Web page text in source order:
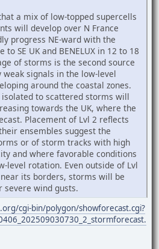
a mix of low-topped supercells
will develop over N France
progress NE-ward with the
SE UK and BENELUX in 12 to 18
of storms is the second source
signals in the low-level
around the coastal zones.
to scattered storms will
towards the UK, where the
Placement of Lvl 2 reflects
ensembles suggest the
or of storm tracks with high
and where favorable conditions
level rotation. Even outside of Lvl
its borders, storms will be
severe wind gusts.
cgi-bin/polygon/showforecast.cgi?